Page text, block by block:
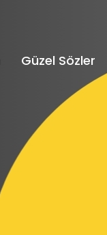
Güzel Sözler